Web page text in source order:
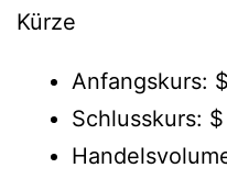
Kürze
Anfangskurs:
Schlusskurs: